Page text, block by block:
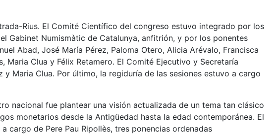
Rius. El Comité Científico del congreso estuvo integrado por los
Gabinet Numismàtic de Catalunya, anfitrión, y por los ponentes
Abad, José María Pérez, Paloma Otero, Alicia Arévalo, Francisca
Maria Clua y Félix Retamero. El Comité Ejecutivo y Secretaría
Maria Clua. Por último, la regiduría de las sesiones estuvo a cargo
nacional fue plantear una visión actualizada de un tema tan clásico
monetarios desde la Antigüedad hasta la edad contemporánea. El
de Pere Pau Ripollès, tres ponencias ordenadas